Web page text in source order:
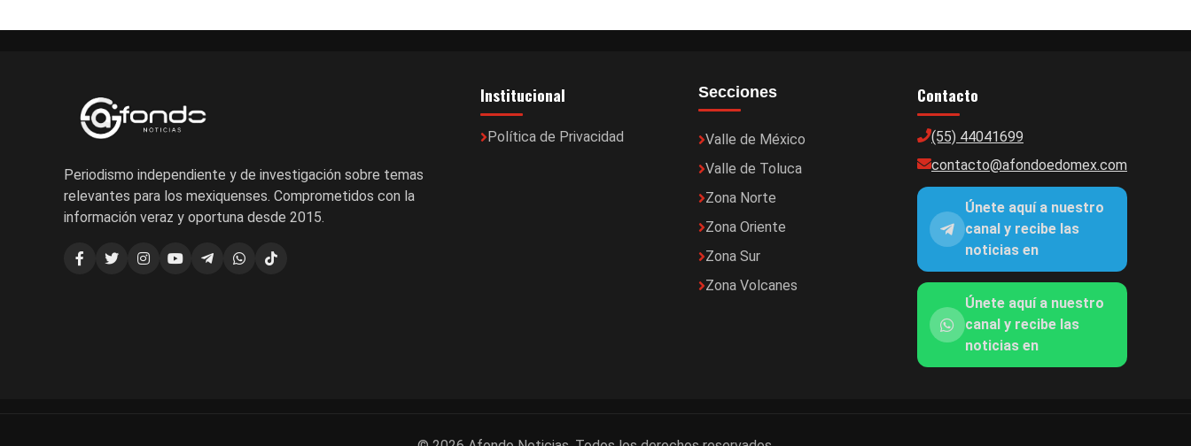
Periodismo independiente y de investigación sobre temas
relevantes para los mexiquenses. Comprometidos con la
información veraz y oportuna desde 2015.
Institucional
Política de Privacidad
Secciones
Valle de México
Valle de Toluca
Zona Norte
Zona Oriente
Zona Sur
Zona Volcanes
Contacto
(55) 44041699
contacto@afondoedomex.com
Únete aquí a nuestro
canal y recibe las
noticias en
Únete aquí a nuestro
canal y recibe las
noticias en